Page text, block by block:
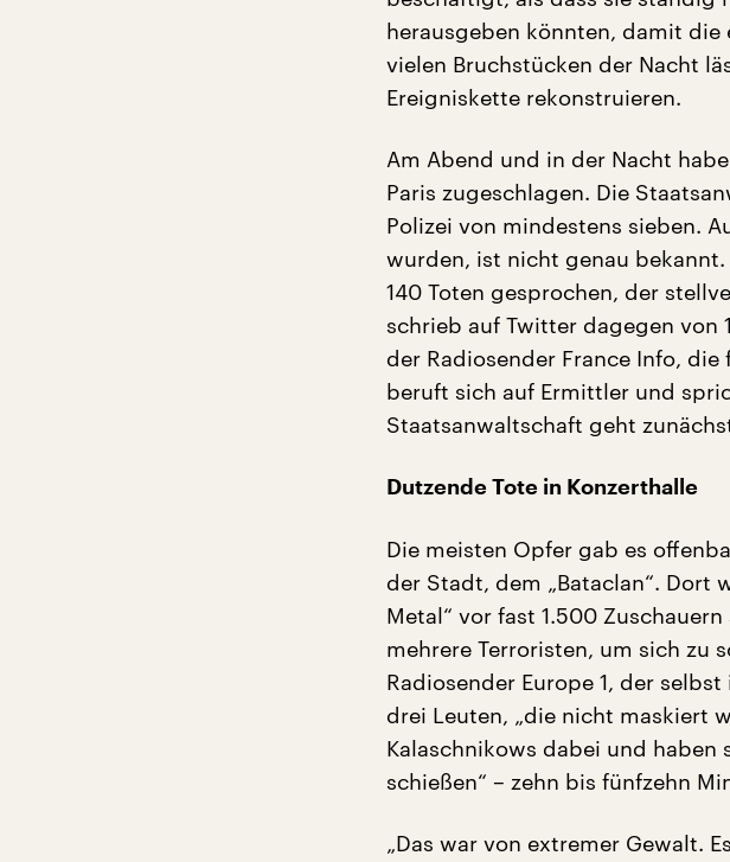
herausgeben könnten, damit
vielen Bruchstücken der Nacht
Ereigniskette rekonstruieren.
Am Abend und in der Nacht
Paris zugeschlagen. Die
Polizei von mindestens sieben.
wurden, ist nicht genau
140 Toten gesprochen, der
schrieb auf Twitter dagegen von
der Radiosender France Info,
beruft sich auf Ermittler und
Staatsanwaltschaft geht
Dutzende Tote in Konzerthalle
Die meisten Opfer gab es
der Stadt, dem „Bataclan“. Dort
Metal“ vor fast 1.500
mehrere Terroristen, um sich zu
Radiosender Europe 1, der
drei Leuten, „die nicht maskiert
Kalaschnikows dabei und
schießen“ – zehn bis fünfzehn
„Das war von extremer Gewalt.